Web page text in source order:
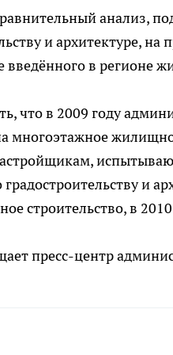
анализ,
и архитектуре,
в регионе
что в 2009 году
многоэтажное
и
строительство, в
пресс-центр